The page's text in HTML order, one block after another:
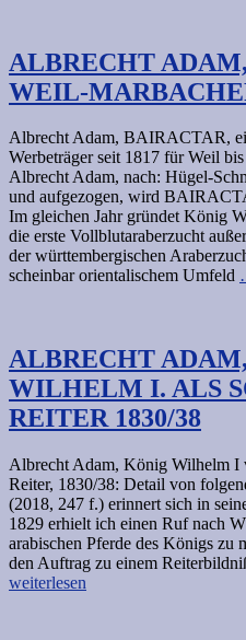
ALBRECHT
WEIL-
Albrecht Adam, BAIRACTAR,
Werbeträger seit 1817 für Weil
Albrecht Adam, nach: Hügel-
und aufgezogen, wird
Im gleichen Jahr gründet König
die erste Vollblutaraberzucht
der württembergischen
scheinbar orientalischem Umfeld
ALBRECHT
WILHELM I. ALS
REITER 1830/38
Albrecht Adam, König Wilhelm I
Reiter, 1830/38: Detail von
(2018, 247 f.) erinnert sich in
1829 erhielt ich einen Ruf nach
arabischen Pferde des Königs zu
den Auftrag zu einem
weiterlesen